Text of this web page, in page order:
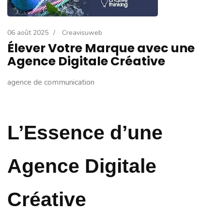
06 août 2025 / Creavisuweb
Élever Votre Marque avec une
Agence Digitale Créative
agence de communication
L’Essence d’une
Agence Digitale
Créative